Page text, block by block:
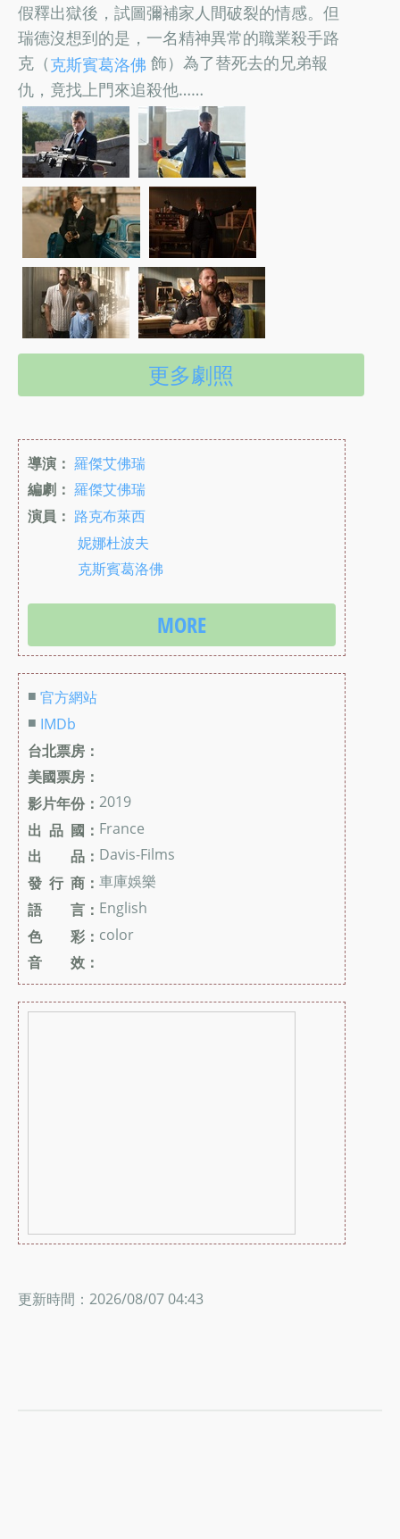
假釋出獄後，試圖彌補家人間破裂的情感。但
瑞德沒想到的是，一名精神異常的職業殺手路
克（克斯賓葛洛佛 飾）為了替死去的兄弟報
仇，竟找上門來追殺他……
更多劇照
導演： 羅傑艾佛瑞
編劇： 羅傑艾佛瑞
演員： 路克布萊西
妮娜杜波夫
克斯賓葛洛佛
MORE
■ 官方網站
■ IMDb
台北票房：
美國票房：
影片年份： 2019
出 品 國： France
出 品： Davis-Films
發 行 商： 車庫娛樂
語 言： English
色 彩： color
音 效：
更新時間：2026/08/07 04:43